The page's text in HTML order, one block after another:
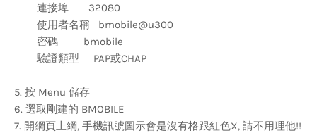
連接埠 32080
使用者名稱 bmobile@u300
密碼 bmobile
驗證類型 PAP或CHAP
5. 按 Menu 儲存
6. 選取剛建的 BMOBILE
7. 開網頁上網, 手機訊號圖示會是沒有格跟紅色X, 請不用理他!!